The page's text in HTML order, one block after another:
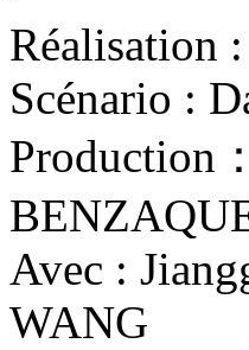
Réalisation
Scénario :
Production
Avec :
WANG